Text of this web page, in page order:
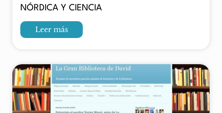
NÓRDICA Y CIENCIA
Leer más